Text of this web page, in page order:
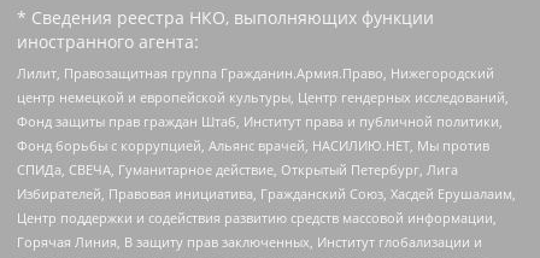
* Сведения реестра НКО, выполняющих функции
иностранного агента:
Лилит, Правозащитная группа Гражданин.Армия.Право, Нижегородский
центр немецкой и европейской культуры, Центр гендерных исследований,
Фонд защиты прав граждан Штаб, Институт права и публичной политики,
Фонд борьбы с коррупцией, Альянс врачей, НАСИЛИЮ.НЕТ, Мы против
СПИДа, СВЕЧА, Гуманитарное действие, Открытый Петербург, Лига
Избирателей, Правовая инициатива, Гражданский Союз, Хасдей Ерушалаим,
Центр поддержки и содействия развитию средств массовой информации,
Горячая Линия, В защиту прав заключенных, Институт глобализации и